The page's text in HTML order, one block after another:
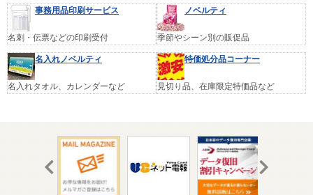
事務用品印刷サービス
名刺・伝票などの印刷受付
ノベルティ
季節やシーン別の販促品
名入れノベルティ
名入れタオル、カレンダーなど
特価処分品コーナー
見切り品、在庫限定特価品など